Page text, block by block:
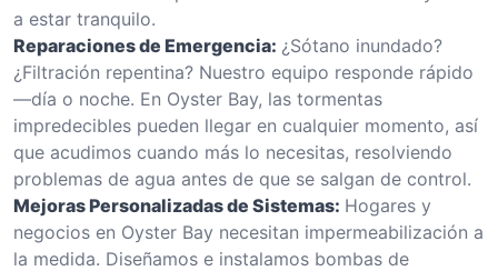
a estar tranquilo.
Reparaciones de Emergencia: ¿Sótano inundado?
¿Filtración repentina? Nuestro equipo responde rápido
—día o noche. En Oyster Bay, las tormentas
impredecibles pueden llegar en cualquier momento, así
que acudimos cuando más lo necesitas, resolviendo
problemas de agua antes de que se salgan de control.
Mejoras Personalizadas de Sistemas: Hogares y
negocios en Oyster Bay necesitan impermeabilización a
la medida. Diseñamos e instalamos bombas de